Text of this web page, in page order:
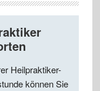
Heilpraktiker-
können Sie